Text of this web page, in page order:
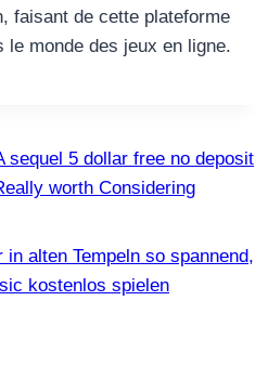
faisant de cette plateforme
le monde des jeux en ligne.
sequel 5 dollar free no deposit
worth Considering
alten Tempeln so spannend,
kostenlos spielen